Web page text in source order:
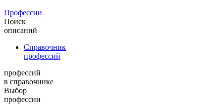
Профессии
Поиск
описаний
Справочник
профессий
профессий
в справочнике
Выбор
профессии